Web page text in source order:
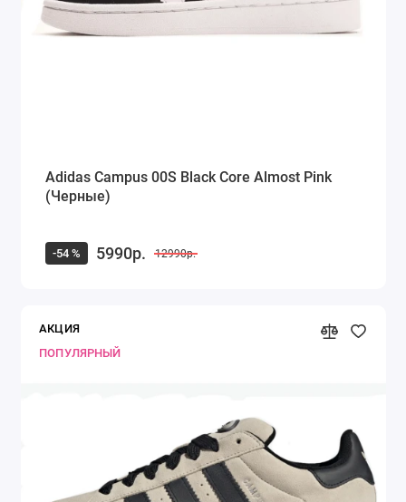
Adidas Campus 00S Black Core Almost Pink
(Черные)
-54 % 5990р. 12990р.
АКЦИЯ
ПОПУЛЯРНЫЙ